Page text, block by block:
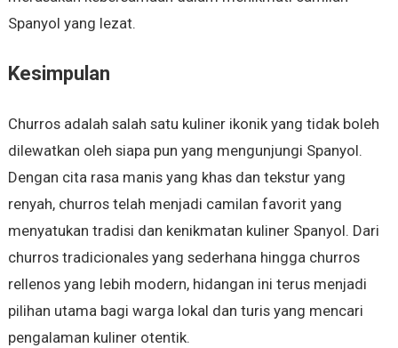
Spanyol yang lezat.
Kesimpulan
Churros adalah salah satu kuliner ikonik yang tidak boleh
dilewatkan oleh siapa pun yang mengunjungi Spanyol.
Dengan cita rasa manis yang khas dan tekstur yang
renyah, churros telah menjadi camilan favorit yang
menyatukan tradisi dan kenikmatan kuliner Spanyol. Dari
churros tradicionales yang sederhana hingga churros
rellenos yang lebih modern, hidangan ini terus menjadi
pilihan utama bagi warga lokal dan turis yang mencari
pengalaman kuliner otentik.